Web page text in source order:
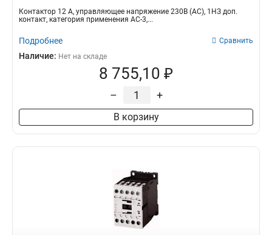
DILM12-01(230V50HZ,240V60HZ)
Контактор 12 А, управляющее напряжение 230В (АС), 1НЗ доп.
контакт, категория применения AC-3,...
Подробнее Сравнить
Наличие: Нет на складе
8 755,10 ₽
– +
В корзину